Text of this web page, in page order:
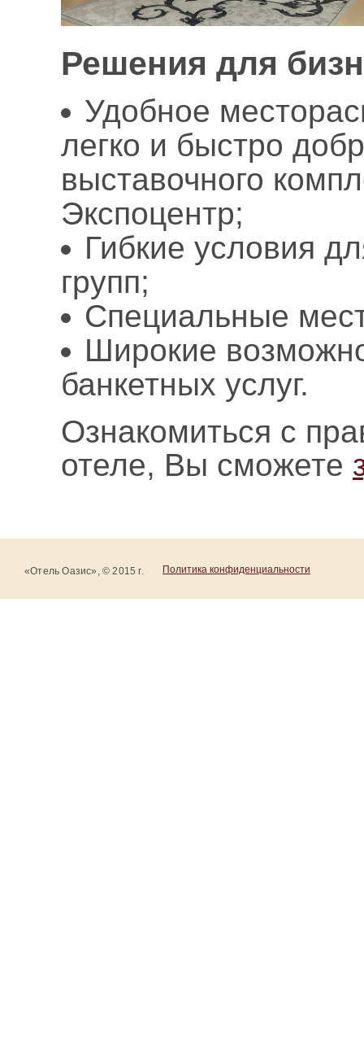
Решения для
Удобное
легко и быстро
выставочного
Экспоцентр;
Гибкие условия
групп;
Специальные
Широкие
банкетных услуг.
Ознакомиться с
отеле, Вы сможете
«Отель Оазис», © 2015 г. Политика конфиденциальности